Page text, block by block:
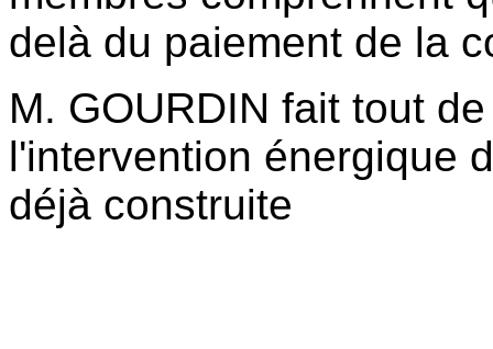
delà du paiement de la
M. GOURDIN fait tout
l'intervention énergique
déjà construite